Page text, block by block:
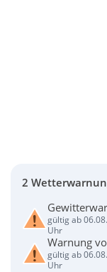
2
gültig ab
Uhr
Warnung
gültig ab
Uhr